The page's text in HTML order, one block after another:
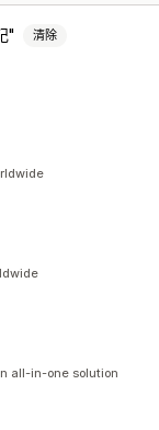
清除
all-in-one solution